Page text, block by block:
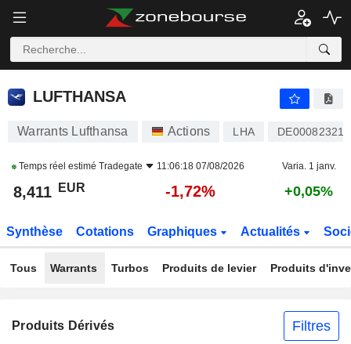
LUFTHANSA
LUFTHANSA
Warrants Lufthansa Actions LHA
Temps réel estimé Tradegate 11:06:18 07/08/2026 Varia. 1 janv.
8,411 EUR -1,72% +0,05%
Synthèse Cotations Graphiques Actualités
Tous Warrants Turbos Produits de levier Produits
Produits Dérivés Filtres